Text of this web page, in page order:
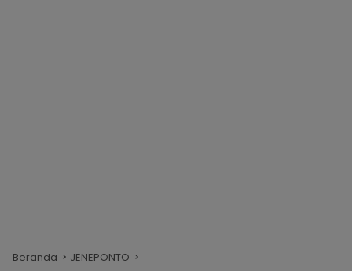
Beranda JENEPONTO